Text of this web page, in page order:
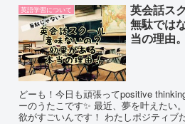
英語学習について
英会話ス
無駄では
当の理由。
どーも！今日も頑張ってpositive
ーのうたこです✨ 最近、夢を叶えたい
欲がすごいんです！ わたしポジティブ